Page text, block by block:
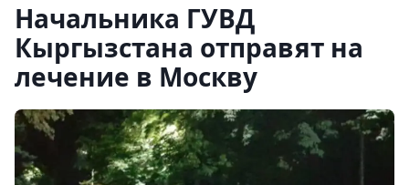
Начальника ГУВД
Кыргызстана отправят на
лечение в Москву